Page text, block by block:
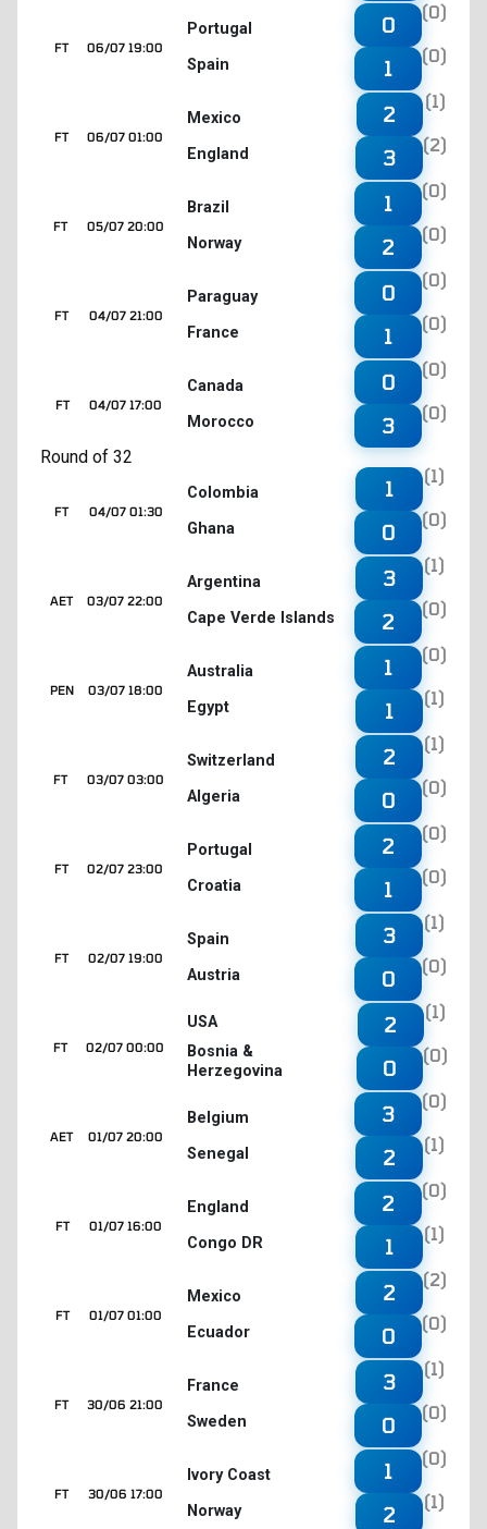
06/07 19:00
FT
Portugal
Spain
0
(0)
1
(0)
06/07 01:00
FT
Mexico
England
2
(1)
3
(2)
05/07 20:00
FT
Brazil
Norway
1
(0)
2
(0)
04/07 21:00
FT
Paraguay
France
0
(0)
1
(0)
04/07 17:00
FT
Canada
Morocco
0
(0)
3
(0)
Round of 32
04/07 01:30
FT
Colombia
Ghana
1
(1)
0
(0)
03/07 22:00
AET
Argentina
Cape Verde Islands
3
(1)
2
(0)
03/07 18:00
PEN
Australia
Egypt
1
(0)
1
(1)
03/07 03:00
FT
Switzerland
Algeria
2
(1)
0
(0)
02/07 23:00
FT
Portugal
Croatia
2
(0)
1
(0)
02/07 19:00
FT
Spain
Austria
3
(1)
0
(0)
02/07 00:00
FT
USA
Bosnia &
Herzegovina
2
(1)
0
(0)
01/07 20:00
AET
Belgium
Senegal
3
(0)
2
(1)
01/07 16:00
FT
England
Congo DR
2
(0)
1
(1)
01/07 01:00
FT
Mexico
Ecuador
2
(2)
0
(0)
30/06 21:00
FT
France
Sweden
3
(1)
0
(0)
30/06 17:00
FT
Ivory Coast
Norway
1
(0)
2
(1)